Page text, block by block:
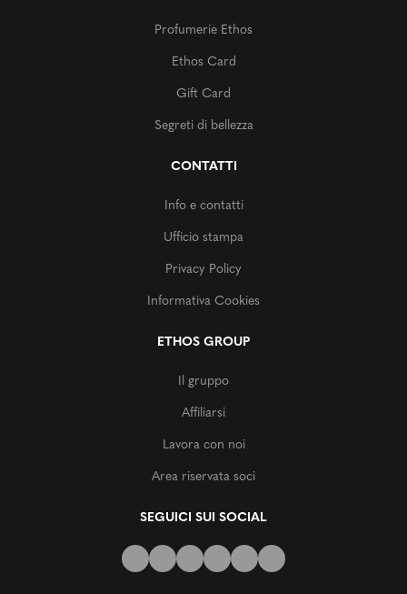
Profumerie Ethos
Ethos Card
Gift Card
Segreti di bellezza
CONTATTI
Info e contatti
Ufficio stampa
Privacy Policy
Informativa Cookies
ETHOS GROUP
Il gruppo
Affiliarsi
Lavora con noi
Area riservata soci
SEGUICI SUI SOCIAL